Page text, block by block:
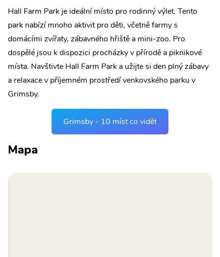
Hall Farm Park je ideální místo pro rodinný výlet. Tento
park nabízí mnoho aktivit pro děti, včetně farmy s
domácími zvířaty, zábavného hřiště a mini-zoo. Pro
dospělé jsou k dispozici procházky v přírodě a piknikové
místa. Navštivte Hall Farm Park a užijte si den plný zábavy
a relaxace v příjemném prostředí venkovského parku v
Grimsby.
Grimsby - 10 míst co vidět
Mapa